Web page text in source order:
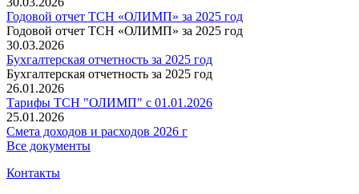
Годовой отчет ТСН «ОЛИМП» за 2025 год
Годовой отчет ТСН «ОЛИМП» за 2025 год
30.03.2026
Бухгалтерская отчетность за 2025 год
Бухгалтерская отчетность за 2025 год
26.01.2026
Тарифы ТСН "ОЛИМП" с 01.01.2026
25.01.2026
Смета доходов и расходов 2026 г
Все документы
Контакты